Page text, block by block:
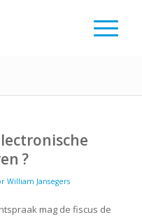
?
William Jansegers
mag de fiscus de